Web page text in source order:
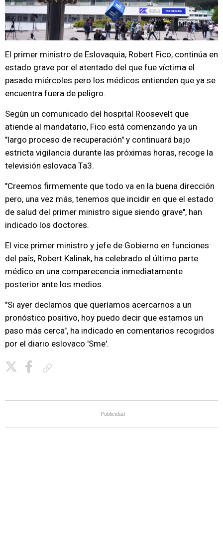
El primer ministro de Eslovaquia, Robert Fico, continúa en
estado grave por el atentado del que fue víctima el
pasado miércoles pero los médicos entienden que ya se
encuentra fuera de peligro.
Según un comunicado del hospital Roosevelt que
atiende al mandatario, Fico está comenzando ya un
"largo proceso de recuperación" y continuará bajo
estricta vigilancia durante las próximas horas, recoge la
televisión eslovaca Ta3.
"Creemos firmemente que todo va en la buena dirección
pero, una vez más, tenemos que incidir en que el estado
de salud del primer ministro sigue siendo grave", han
indicado los doctores.
El vice primer ministro y jefe de Gobierno en funciones
del país, Robert Kalinak, ha celebrado el último parte
médico en una comparecencia inmediatamente
posterior ante los medios.
"Si ayer decíamos que queríamos acercarnos a un
pronóstico positivo, hoy puedo decir que estamos un
paso más cerca", ha indicado en comentarios recogidos
por el diario eslovaco 'Sme'.
Publicidad